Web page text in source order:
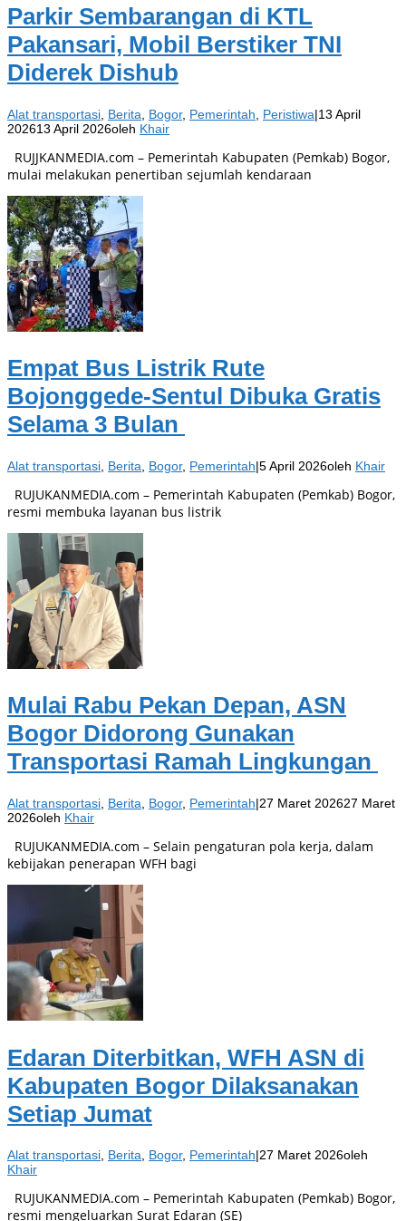
Parkir Sembarangan di KTL
Pakansari, Mobil Berstiker TNI
Diderek Dishub
Alat transportasi Berita Bogor, Pemerintah Peristiwa|13 April
202613 April 2026oleh Khair
RUJJKANMEDIA.com – Pemerintah Kabupaten (Pemkab) Bogor,
mulai melakukan penertiban sejumlah kendaraan
Empat Bus Listrik Rute
Bojonggede-Sentul Dibuka Gratis
Selama 3 Bulan
Alat transportasi Berita Bogor, Pemerintah|5 April 2026oleh Khair
RUJUKANMEDIA.com – Pemerintah Kabupaten (Pemkab) Bogor,
resmi membuka layanan bus listrik
Mulai Rabu Pekan Depan, ASN
Bogor Didorong Gunakan
Transportasi Ramah Lingkungan
Alat transportasi Berita Bogor, Pemerintah|27 Maret 202627 Maret
2026oleh Khair
RUJUKANMEDIA.com – Selain pengaturan pola kerja, dalam
kebijakan penerapan WFH bagi
Edaran Diterbitkan, WFH ASN di
Kabupaten Bogor Dilaksanakan
Setiap Jumat
Alat transportasi Berita Bogor, Pemerintah|27 Maret 2026oleh
Khair
RUJUKANMEDIA.com – Pemerintah Kabupaten (Pemkab) Bogor,
resmi mengeluarkan Surat Edaran (SE)